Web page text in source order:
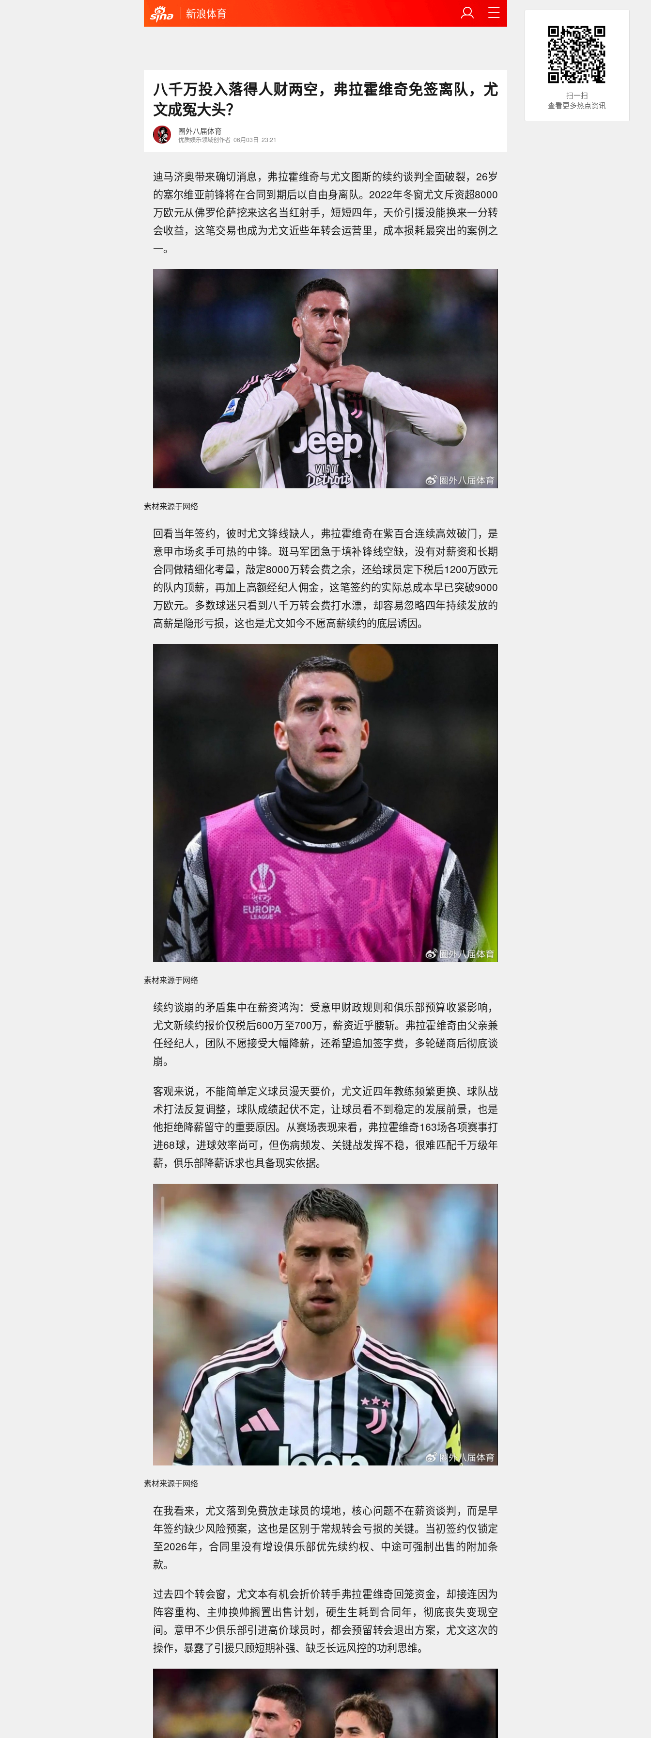
新浪体育
八千万投入落得人财两空，弗拉霍维奇免签离队，尤
文成冤大头？
圈外八届体育
优质娱乐领域创作者 06月03日 23:21
迪马济奥带来确切消息，弗拉霍维奇与尤文图斯的续约谈判全面破裂，26岁
的塞尔维亚前锋将在合同到期后以自由身离队。2022年冬窗尤文斥资超8000
万欧元从佛罗伦萨挖来这名当红射手，短短四年，天价引援没能换来一分转
会收益，这笔交易也成为尤文近些年转会运营里，成本损耗最突出的案例之
一。
素材来源于网络
回看当年签约，彼时尤文锋线缺人，弗拉霍维奇在紫百合连续高效破门，是
意甲市场炙手可热的中锋。斑马军团急于填补锋线空缺，没有对薪资和长期
合同做精细化考量，敲定8000万转会费之余，还给球员定下税后1200万欧元
的队内顶薪，再加上高额经纪人佣金，这笔签约的实际总成本早已突破9000
万欧元。多数球迷只看到八千万转会费打水漂，却容易忽略四年持续发放的
高薪是隐形亏损，这也是尤文如今不愿高薪续约的底层诱因。
素材来源于网络
续约谈崩的矛盾集中在薪资鸿沟：受意甲财政规则和俱乐部预算收紧影响，
尤文新续约报价仅税后600万至700万，薪资近乎腰斩。弗拉霍维奇由父亲兼
任经纪人，团队不愿接受大幅降薪，还希望追加签字费，多轮磋商后彻底谈
崩。
客观来说，不能简单定义球员漫天要价，尤文近四年教练频繁更换、球队战
术打法反复调整，球队成绩起伏不定，让球员看不到稳定的发展前景，也是
他拒绝降薪留守的重要原因。从赛场表现来看，弗拉霍维奇163场各项赛事打
进68球，进球效率尚可，但伤病频发、关键战发挥不稳，很难匹配千万级年
薪，俱乐部降薪诉求也具备现实依据。
素材来源于网络
在我看来，尤文落到免费放走球员的境地，核心问题不在薪资谈判，而是早
年签约缺少风险预案，这也是区别于常规转会亏损的关键。当初签约仅锁定
至2026年，合同里没有增设俱乐部优先续约权、中途可强制出售的附加条
款。
过去四个转会窗，尤文本有机会折价转手弗拉霍维奇回笼资金，却接连因为
阵容重构、主帅换帅搁置出售计划，硬生生耗到合同年，彻底丧失变现空
间。意甲不少俱乐部引进高价球员时，都会预留转会退出方案，尤文这次的
操作，暴露了引援只顾短期补强、缺乏长远风控的功利思维。
扫一扫
查看更多热点资讯